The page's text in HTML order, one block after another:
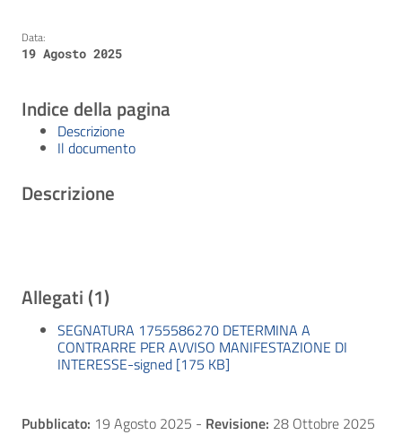
Data:
19 Agosto 2025
Indice della pagina
Descrizione
Il documento
Descrizione
Allegati (1)
SEGNATURA 1755586270 DETERMINA A
CONTRARRE PER AVVISO MANIFESTAZIONE DI
INTERESSE-signed [175 KB]
Pubblicato: 19 Agosto 2025 - Revisione: 28 Ottobre 2025